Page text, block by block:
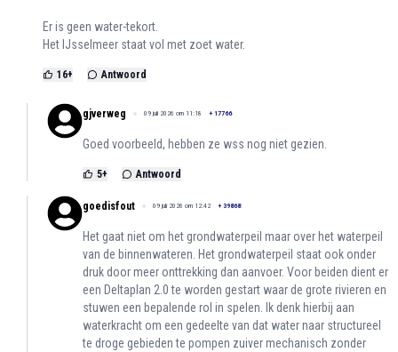
Er is geen water-tekort.
Het IJsselmeer staat vol met zoet water.
16+ Antwoord
gjverweg 09 juli 2026 om 11:18 + 17766
Goed voorbeeld, hebben ze wss nog niet gezien.
5+ Antwoord
goedisfout 09 juli 2026 om 12:42 + 39868
Het gaat niet om het grondwaterpeil maar over het waterpeil
van de binnenwateren. Het grondwaterpeil staat ook onder
druk door meer onttrekking dan aanvoer. Voor beiden dient er
een Deltaplan 2.0 te worden gestart waar de grote rivieren en
stuwen een bepalende rol in spelen. Ik denk hierbij aan
waterkracht om een gedeelte van dat water naar structureel
te droge gebieden te pompen zuiver mechanisch zonder